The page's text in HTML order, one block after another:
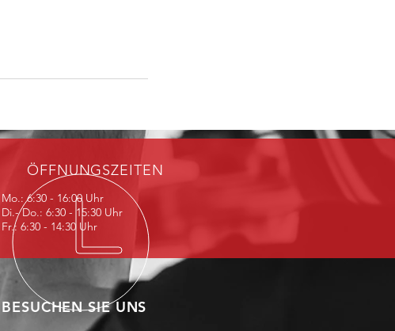
ÖFFNUNGSZEITEN
Mo.: 6:30 - 16:00 Uhr
Di.- Do.: 6:30 - 15:30 Uhr
Fr.: 6:30 - 14:30 Uhr
BESUCHEN SIE UNS